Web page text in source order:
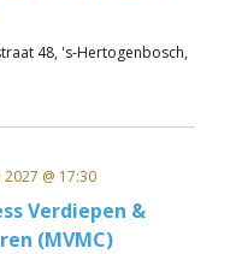
48, 's-Hertogenbosch,
Verdiepen &
(MVMC)
@ 17:30